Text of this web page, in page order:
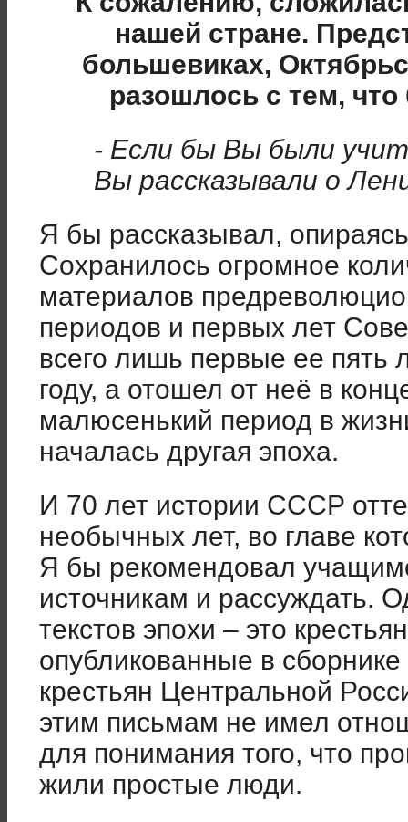
нашей стране.
большевиках,
разошлось с тем,
- Если бы Вы были
Вы рассказывали о
Я бы рассказывал,
Сохранилось огромное
материалов
периодов и первых лет
всего лишь первые ее пять
году, а отошел от неё в
малюсенький период в
началась другая эпоха.
И 70 лет истории СССР
необычных лет, во главе
Я бы рекомендовал
источникам и рассуждать.
текстов эпохи – это
опубликованные в
крестьян Центральной
этим письмам не имел
для понимания того, что
жили простые люди.